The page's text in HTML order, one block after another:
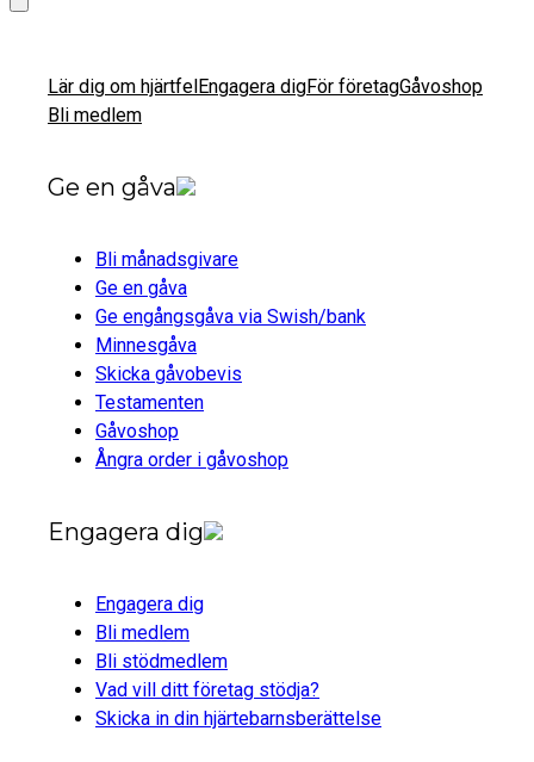
Lär dig om hjärtfelEngagera digFör företagGåvoshop
Bli medlem
Ge en gåva
Bli månadsgivare
Ge en gåva
Ge engångsgåva via Swish/bank
Minnesgåva
Skicka gåvobevis
Testamenten
Gåvoshop
Ångra order i gåvoshop
Engagera dig
Engagera dig
Bli medlem
Bli stödmedlem
Vad vill ditt företag stödja?
Skicka in din hjärtebarnsberättelse